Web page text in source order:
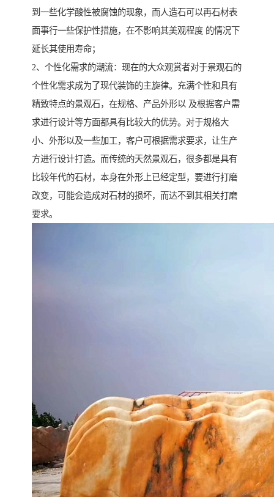
到一些化学酸性被腐蚀的现象，而人造石可以再石材表
面事行一些保护性措施，在不影响其美观程度 的情况下
延长其使用寿命；
2、个性化需求的潮流：现在的大众观赏者对于景观石的
个性化需求成为了现代装饰的主旋律。充满个性和具有
精致特点的景观石，在规格、产品外形以 及根据客户需
求进行设计等方面都具有比较大的优势。对于规格大
小、外形以及一些加工，客户可根据需求要求，让生产
方进行设计打造。而传统的天然景观石，很多都是具有
比较年代的石材，本身在外形上已经定型，要进行打磨
改变，可能会造成对石材的损坏，而达不到其相关打磨
要求。